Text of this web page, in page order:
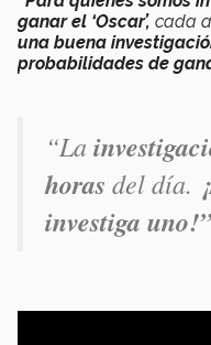
ganar el ‘Oscar’, cada
una buena
probabilidades de
“La
horas del día.
investiga uno!”